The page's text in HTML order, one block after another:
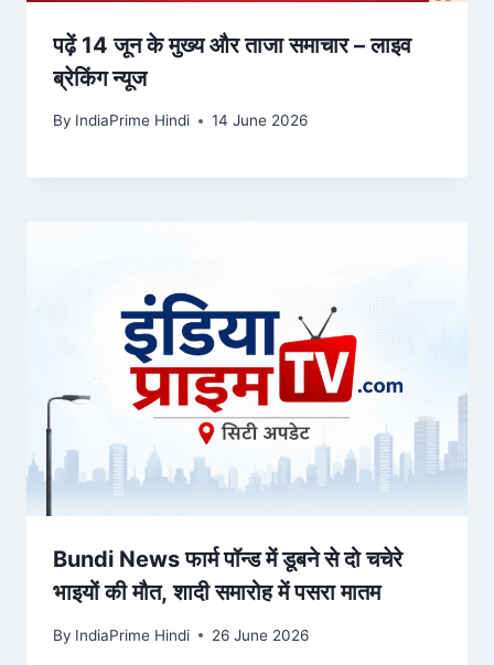
पढ़ें 14 जून के मुख्य और ताजा समाचार – लाइव
ब्रेकिंग न्यूज
By IndiaPrime Hindi 14 June 2026
Bundi News फार्म पॉन्ड में डूबने से दो चचेरे
भाइयों की मौत, शादी समारोह में पसरा मातम
By IndiaPrime Hindi 26 June 2026